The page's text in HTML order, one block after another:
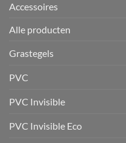
Accessoires
Alle producten
Grastegels
PVC
PVC Invisible
PVC Invisible Eco